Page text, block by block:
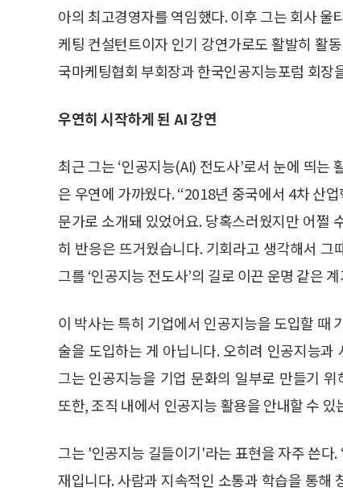
아의 최고경영자를 역임했다. 이후 그는 회사 울
케팅 컨설턴트이자 인기 강연가로도 활발히 활
국마케팅협회 부회장과 한국인공지능포럼 회장
우연히 시작하게 된 AI 강연
최근 그는 ‘인공지능(AI) 전도사’로서 눈에 띄
은 우연에 가까웠다. “2018년 중국에서 4차 산
문가로 소개돼 있었어요. 당혹스러웠지만 어쩔
히 반응은 뜨거웠습니다. 기회라고 생각해서
그를 ‘인공지능 전도사’의 길로 이끈 운명 같은
이 박사는 특히 기업에서 인공지능을 도입할 때
술을 도입하는 게 아닙니다. 오히려 인공지능
그는 인공지능을 기업 문화의 일부로 만들기
또한, 조직 내에서 인공지능 활용을 안내할 수
그는 '인공지능 길들이기'라는 표현을 자주 쓴다
재입니다. 사람과 지속적인 소통과 학습을 통해